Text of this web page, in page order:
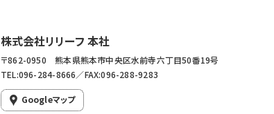
株式会社リリーフ 本社
〒862-0950 熊本県熊本市中央区水前寺六丁目50番19号
TEL:096-284-8666／FAX:096-288-9283
Googleマップ